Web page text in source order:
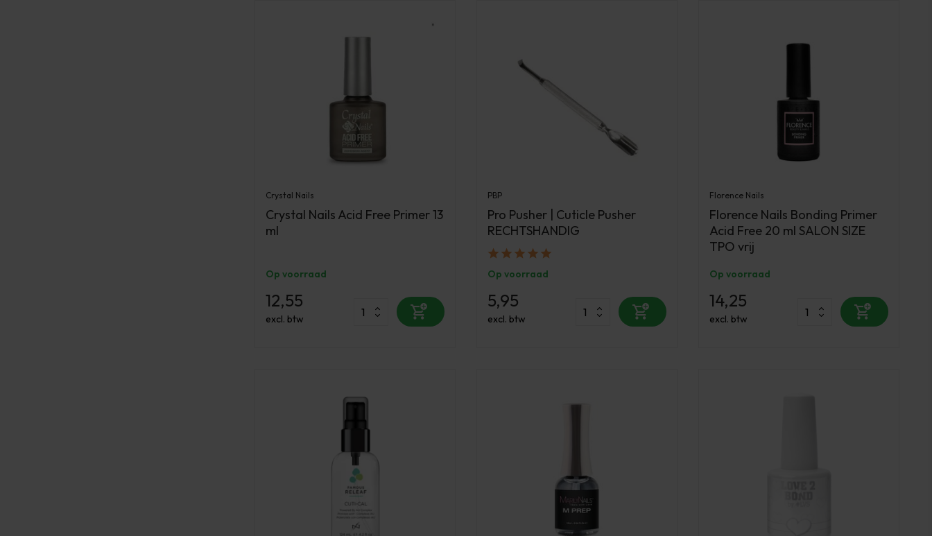
Crystal Nails
Crystal Nails Acid Free Primer 13
ml
Op voorraad
12,55
excl. btw
PBP
Pro Pusher | Cuticle Pusher
RECHTSHANDIG
Op voorraad
5,95
excl. btw
Florence Nails
Florence Nails Bonding Primer
Acid Free 20 ml SALON SIZE
TPO vrij
Op voorraad
14,25
excl. btw